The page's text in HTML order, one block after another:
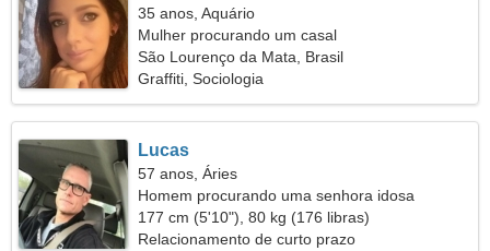
35 anos, Aquário
Mulher procurando um casal
São Lourenço da Mata, Brasil
Graffiti, Sociologia
Lucas
57 anos, Áries
Homem procurando uma senhora idosa
177 cm (5'10"), 80 kg (176 libras)
Relacionamento de curto prazo